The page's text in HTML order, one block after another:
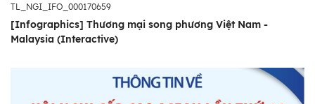
TL_NGI_IFO_000170659
[Infographics] Thương mại song phương Việt Nam -
Malaysia (Interactive)